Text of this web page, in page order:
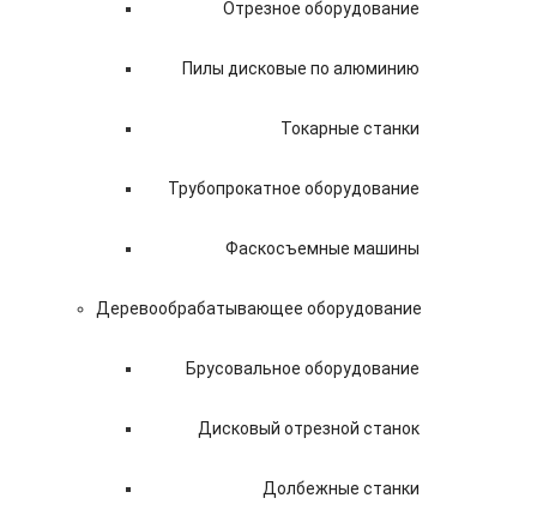
Отрезное оборудование
Пилы дисковые по алюминию
Токарные станки
Трубопрокатное оборудование
Фаскосъемные машины
Деревообрабатывающее оборудование
Брусовальное оборудование
Дисковый отрезной станок
Долбежные станки